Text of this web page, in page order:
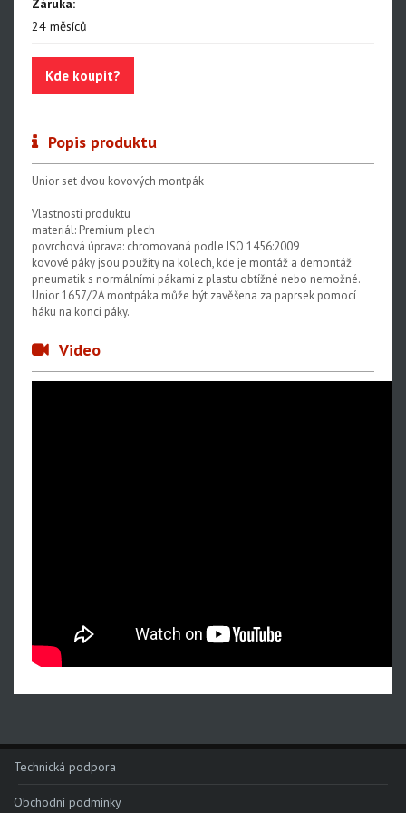
Centrovací stolice
Sety nářadí
Záruka:
24 měsíců
Kde koupit?
Popis produktu
Unior set dvou kovových montpák
Vlastnosti produktu
materiál: Premium plech
povrchová úprava: chromovaná podle ISO 1456:2009
kovové páky jsou použity na kolech, kde je montáž a demontáž
pneumatik s normálními pákami z plastu obtížné nebo nemožné.
Unior 1657/2A montpáka může být zavěšena za paprsek pomocí
háku na konci páky.
Video
Technická podpora
Obchodní podmínky